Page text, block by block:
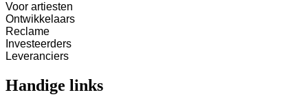
Voor artiesten
Ontwikkelaars
Reclame
Investeerders
Leveranciers
Handige links